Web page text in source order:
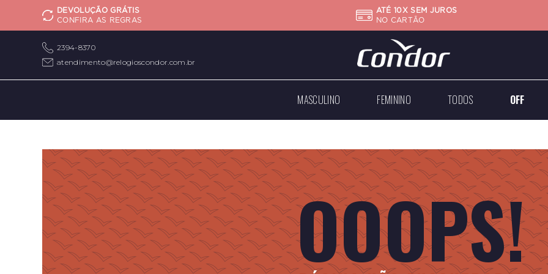
DEVOLUÇÃO GRÁTIS
CONFIRA AS REGRAS
ATÉ 10X SEM JUROS
NO CARTÃO
2394-8370
atendimento@relogioscondor.com.br
MASCULINO
Case
Médios
Dourados
Prateados
Todos
FEMININO
Médios
Grandes
Dourados
Prateados
Todos
TODOS OFF
OOOPS!